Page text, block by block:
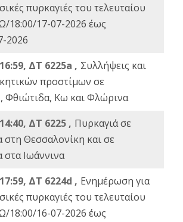
πυρκαγιές του τελευταίου
18:00/17-07-2026 έως
2026
ΔT 6225a , Συλλήψεις και
προστίμων σε
Φθιώτιδα, Κω και Φλώρινα
ΔΤ 6225 , Πυρκαγιά σε
στη Θεσσαλονίκη και σε
στα Ιωάννινα
ΔΤ 6224d , Ενημέρωση για
πυρκαγιές του τελευταίου
18:00/16-07-2026 έως